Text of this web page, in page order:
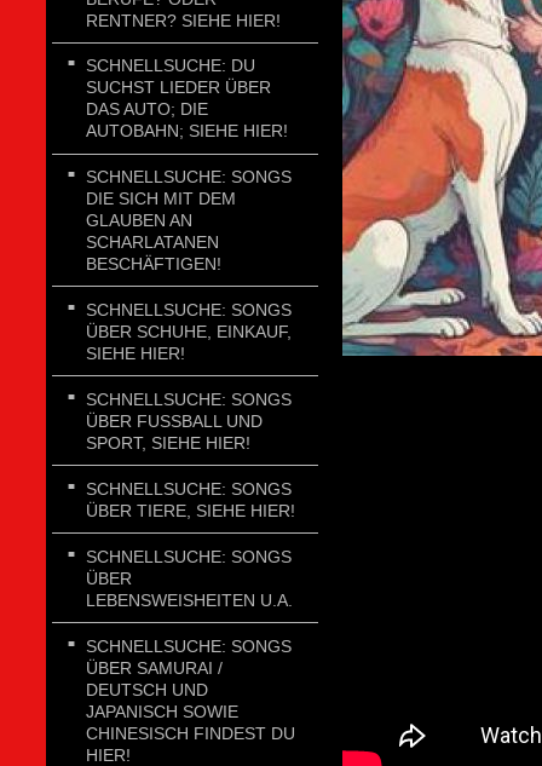
RENTNER? SIEHE HIER!
SCHNELLSUCHE: DU
SUCHST LIEDER ÜBER
DAS AUTO; DIE
AUTOBAHN; SIEHE HIER!
SCHNELLSUCHE: SONGS
DIE SICH MIT DEM
GLAUBEN AN
SCHARLATANEN
BESCHÄFTIGEN!
SCHNELLSUCHE: SONGS
ÜBER SCHUHE, EINKAUF,
SIEHE HIER!
SCHNELLSUCHE: SONGS
ÜBER FUSSBALL UND
SPORT, SIEHE HIER!
SCHNELLSUCHE: SONGS
ÜBER TIERE, SIEHE HIER!
SCHNELLSUCHE: SONGS
ÜBER
LEBENSWEISHEITEN U.A.
SCHNELLSUCHE: SONGS
ÜBER SAMURAI /
DEUTSCH UND
JAPANISCH SOWIE
CHINESISCH FINDEST DU
HIER!